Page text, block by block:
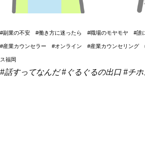
#副業の不安 #働き方に迷ったら #職場のモヤモヤ #誰
#産業カウンセラー #オンライン #産業カウンセリング
ス福岡
#話すってなんだ #ぐるぐるの出口 #チ